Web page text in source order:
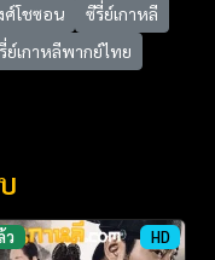
ศ์โชซอน
ซีรี่ย์เกาหลี
ย์เกาหลีพากย์ไทย
ว HD